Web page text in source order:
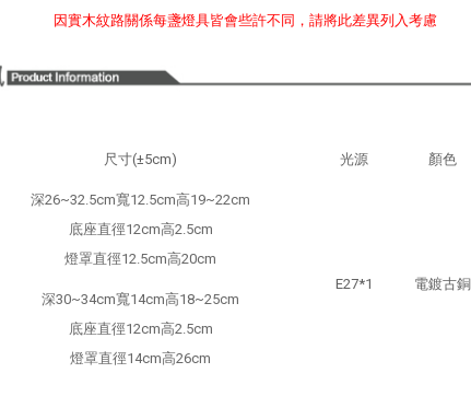
因實木紋路關係每盞燈具皆會些許不同，請將此差異列入考慮
尺寸(±5cm) 光源 顏色
深26~32.5cm寬12.5cm高19~22cm
底座直徑12cm高2.5cm
燈罩直徑12.5cm高20cm
E27*1
電鍍古銅
深30~34cm寬14cm高18~25cm
底座直徑12cm高2.5cm
燈罩直徑14cm高26cm